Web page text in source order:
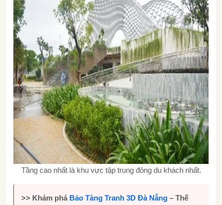
Tầng cao nhất là khu vực tập trung đông du khách nhất.
>> Khám phá Bảo Tàng Tranh 3D Đà Nẵng – Thế